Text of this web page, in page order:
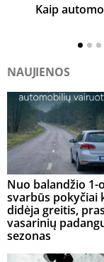
Kaip
NAUJIENOS
Nuo balandžio 1-
svarbūs pokyčiai
didėja greitis,
vasarinių
sezonas